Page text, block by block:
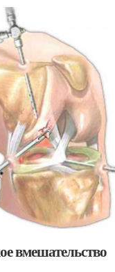
вмешательство